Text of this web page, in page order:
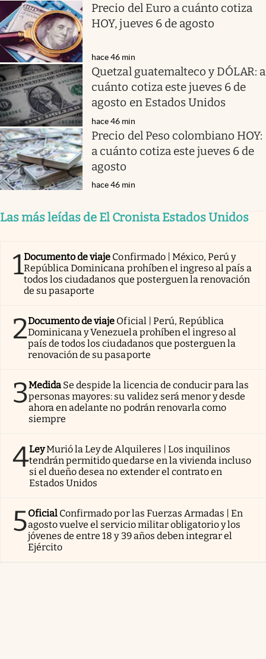
Precio del Euro a cuánto cotiza
HOY, jueves 6 de agosto
hace 46 min
Quetzal guatemalteco y DÓLAR: a
cuánto cotiza este jueves 6 de
agosto en Estados Unidos
hace 46 min
Precio del Peso colombiano HOY:
a cuánto cotiza este jueves 6 de
agosto
hace 46 min
Las más leídas de El Cronista Estados Unidos
1Documento de viaje Confirmado | México, Perú y
República Dominicana prohíben el ingreso al país a
todos los ciudadanos que posterguen la renovación
de su pasaporte
2Documento de viaje Oficial | Perú, República
Dominicana y Venezuela prohíben el ingreso al
país de todos los ciudadanos que posterguen la
renovación de su pasaporte
3Medida Se despide la licencia de conducir para las
personas mayores: su validez será menor y desde
ahora en adelante no podrán renovarla como
siempre
4LeyMurió la Ley de Alquileres | Los inquilinos
tendrán permitido quedarse en la vivienda incluso
si el dueño desea no extender el contrato en
Estados Unidos
5Oficial Confirmado por las Fuerzas Armadas | En
agosto vuelve el servicio militar obligatorio y los
jóvenes de entre 18 y 39 años deben integrar el
Ejército